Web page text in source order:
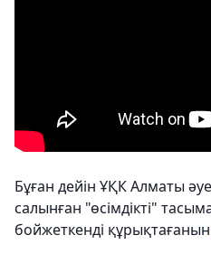
Бұған дейін ҰҚК Алматы
салынған "өсімдікті"
бойжеткенді құрықтағанын